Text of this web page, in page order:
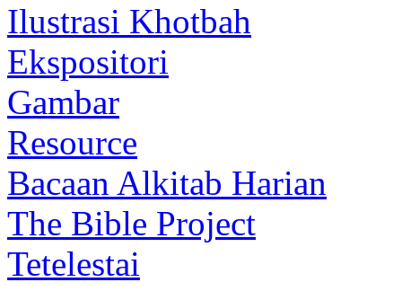
Ilustrasi Khotbah
Ekspositori
Gambar
Resource
Bacaan Alkitab Harian
The Bible Project
Tetelestai